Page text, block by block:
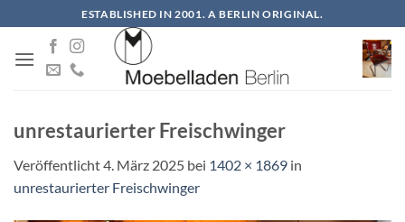
Inhalt
springen
ESTABLISHED IN 2001. A BERLIN ORIGINAL.
unrestaurierter Freischwinger
Veröffentlicht4. März 2025 bei 1402 × 1869 in
unrestaurierter Freischwinger